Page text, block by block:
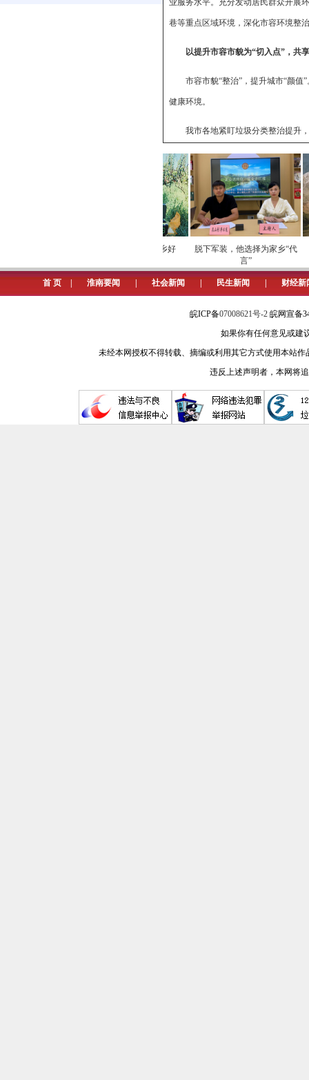
业服务水平。充分发动居民群众开展
巷等重点区域环境，深化市容环境整
以提升市容市貌为“切入点”，共
市容市貌“整治”，提升城市“颜
健康环境。
我市各地紧盯垃圾分类整治提升
圾全量化利用、非正规垃圾堆放点规
升，对在建的建筑工地进行全面排查
降噪措施保证场界处噪声排放符合标
管理责任，确保公共厕所设置符合相
以整治市场环境为“关键点”，共
为了营造一个干净整洁、健康卫
生清洁举措，促进市场环境再升级。
同时，我市紧盯食品安全整治提
劳模下田开直播 家乡好
脱下军装，他选择为家乡“代
言”
首 页 淮南要闻 社会新闻 民生新闻 财经新
皖ICP备07008621号-2 皖网宣备
如果你有任何意见或建
未经本网授权不得转载、摘编或利用其它方式使用本站
违反上述声明者，本网将